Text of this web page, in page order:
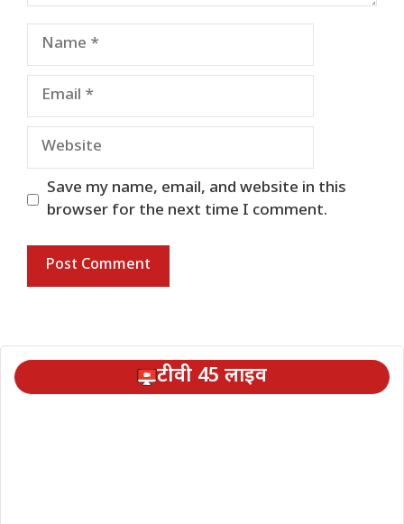
Name
Email
Website
Save my name, email, and website in this
browser for the next time I comment.
टीवी 45 लाइव